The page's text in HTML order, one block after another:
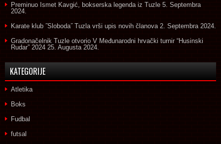
Preminuo Ismet Kavgić, bokserska legenda iz Tuzle 5. Septembra
2024.
Karate klub ˝Sloboda˝ Tuzla vrši upis novih članova 2. Septembra 2024.
Gradonačelnik Tuzle otvorio V Međunarodni hrvački turnir “Husinski
Rudar” 2024 25. Augusta 2024.
KATEGORIJE
Atletika
Boks
Fudbal
futsal